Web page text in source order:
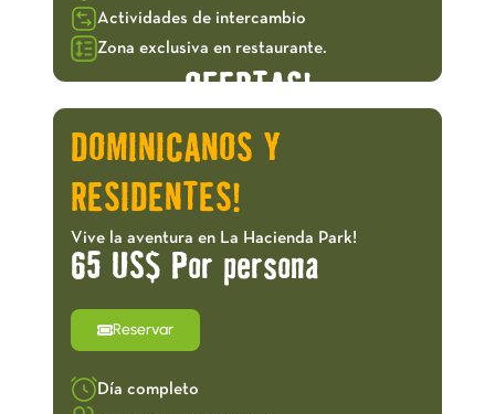
Actividades de intercambio
Zona exclusiva en restaurante.
OFERTAS!
DOMINICANOS Y
RESIDENTES!
Vive la aventura en La Hacienda Park!
65 US$ Por persona
Reservar
Día completo